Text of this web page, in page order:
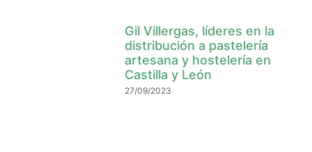
Gil Villergas, líderes en la
distribución a pastelería
artesana y hostelería en
Castilla y León
27/09/2023